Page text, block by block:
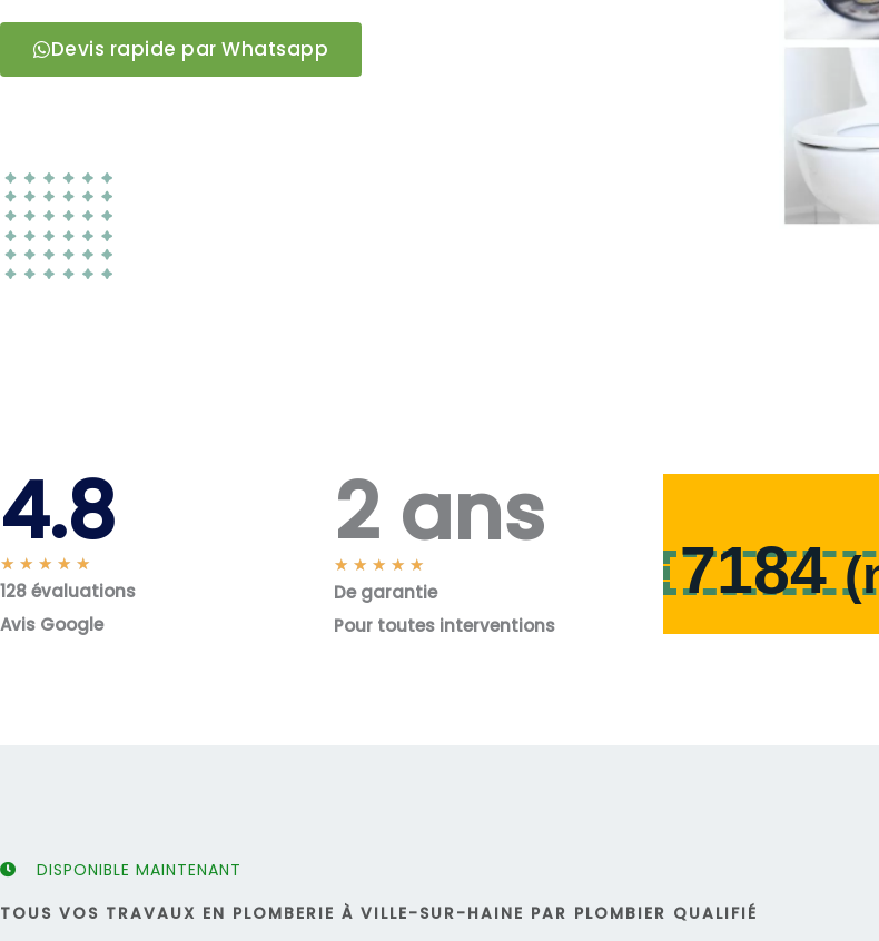
Devis rapide par Whatsapp
4.8
★ ★ ★ ★ ★
o
t
128 évaluations
Avis Google
2 ans
★ ★ ★ ★ ★
o
De garantie
Pour toutes interventions
7184(
DISPONIBLE MAINTENANT
TOUS VOS TRAVAUX EN PLOMBERIE À VILLE-SUR-HAINE PAR PLOMBIER QUALIFIÉ